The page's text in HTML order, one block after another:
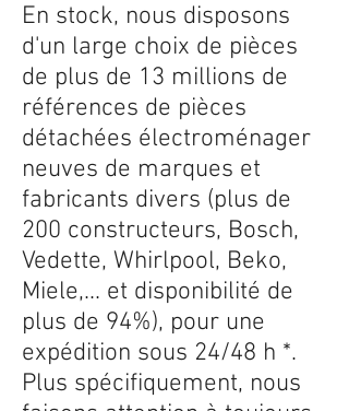
En stock, nous disposons
d'un large choix de pièces
de plus de 13 millions de
références de pièces
détachées électroménager
neuves de marques et
fabricants divers (plus de
200 constructeurs, Bosch,
Vedette, Whirlpool, Beko,
Miele,... et disponibilité de
plus de 94%), pour une
expédition sous 24/48 h *.
Plus spécifiquement, nous